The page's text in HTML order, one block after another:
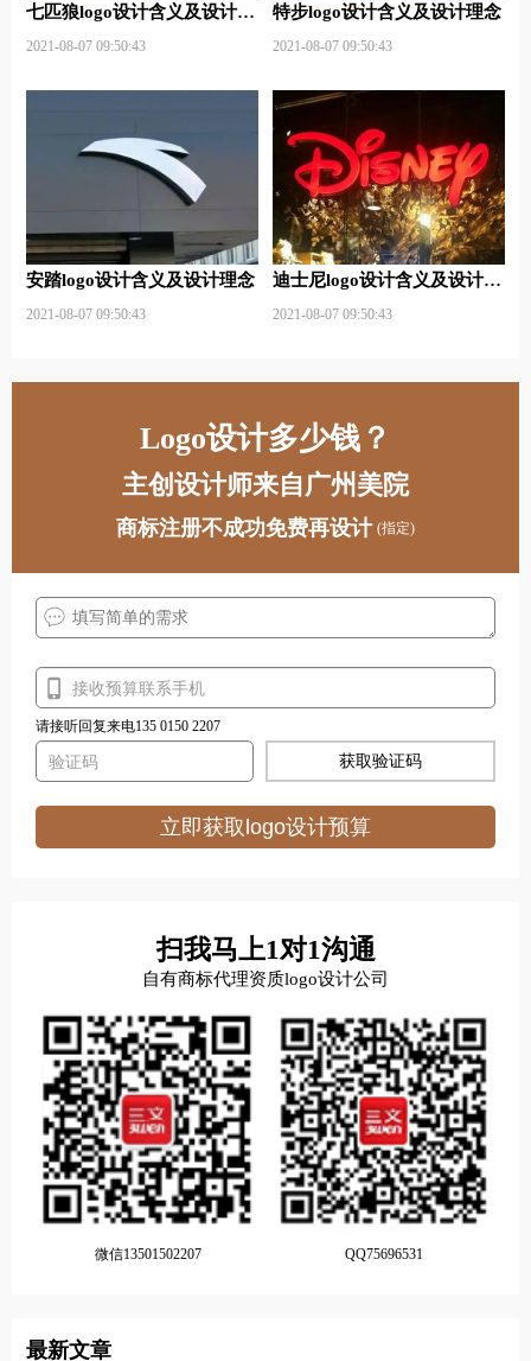
七匹狼logo设计含义及设计理
2021-08-07 09:50:43
特步logo设计含义及设计理念
2021-08-07 09:50:43
安踏logo设计含义及设计理念
2021-08-07 09:50:43
迪士尼logo设计含义及设计理
2021-08-07 09:50:43
Logo设计多少钱？
主创设计师来自广州美院
商标注册不成功免费再设计 (指定)
请接听回复来电135 0150 2207
获取验证码
立即获取logo设计预算
扫我马上1对1沟通
自有商标代理资质logo设计公司
微信13501502207 QQ75696531
最新文章